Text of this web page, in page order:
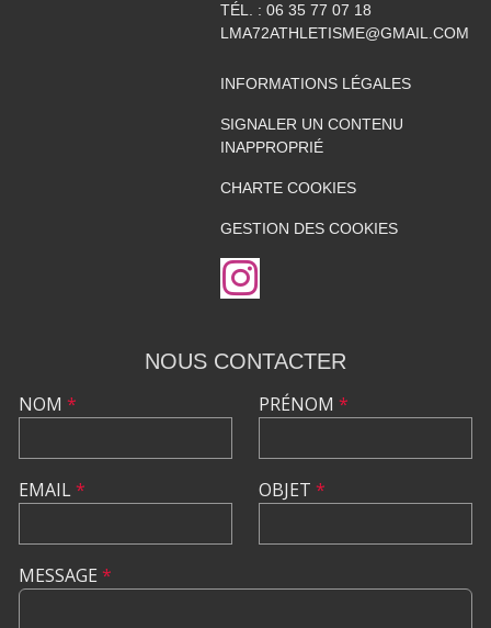
TÉL. : 06 35 77 07 18
LMA72ATHLETISME@GMAIL.COM
INFORMATIONS LÉGALES
SIGNALER UN CONTENU
INAPPROPRIÉ
CHARTE COOKIES
GESTION DES COOKIES
NOUS CONTACTER
NOM *
EMAIL*
PRÉNOM *
OBJET *
MESSAGE *